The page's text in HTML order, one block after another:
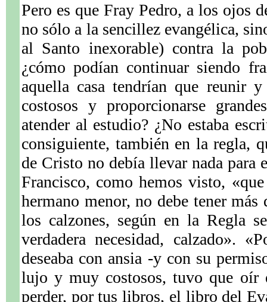
Pero es que Fray Pedro, a los ojos
no sólo a la sencillez evangélica,
al Santo inexorable) contra la
¿cómo podían continuar siendo
aquella casa tendrían que reunir
costosos y proporcionarse
atender al estudio? ¿No estaba
consiguiente, también en la regla,
de Cristo no debía llevar nada para
Francisco, como hemos visto,
hermano menor, no debe tener
los calzones, según en la Regla
verdadera necesidad, calzado».
deseaba con ansia -y con su
lujo y muy costosos, tuvo que oír
perder, por tus libros, el libro del